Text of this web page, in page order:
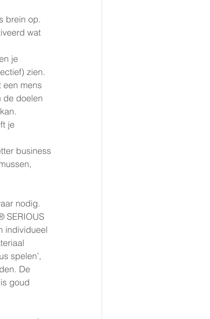
brein op.
wat
je
zien.
een mens
de doelen
je
business
nodig.
SERIOUS
individueel
spelen’,
De
goud